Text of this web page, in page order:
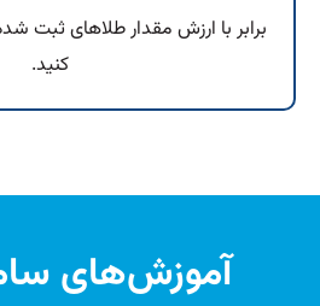
برابر با ارزش مقدار طلاهای ثبت
کنید.
آموزش‌های